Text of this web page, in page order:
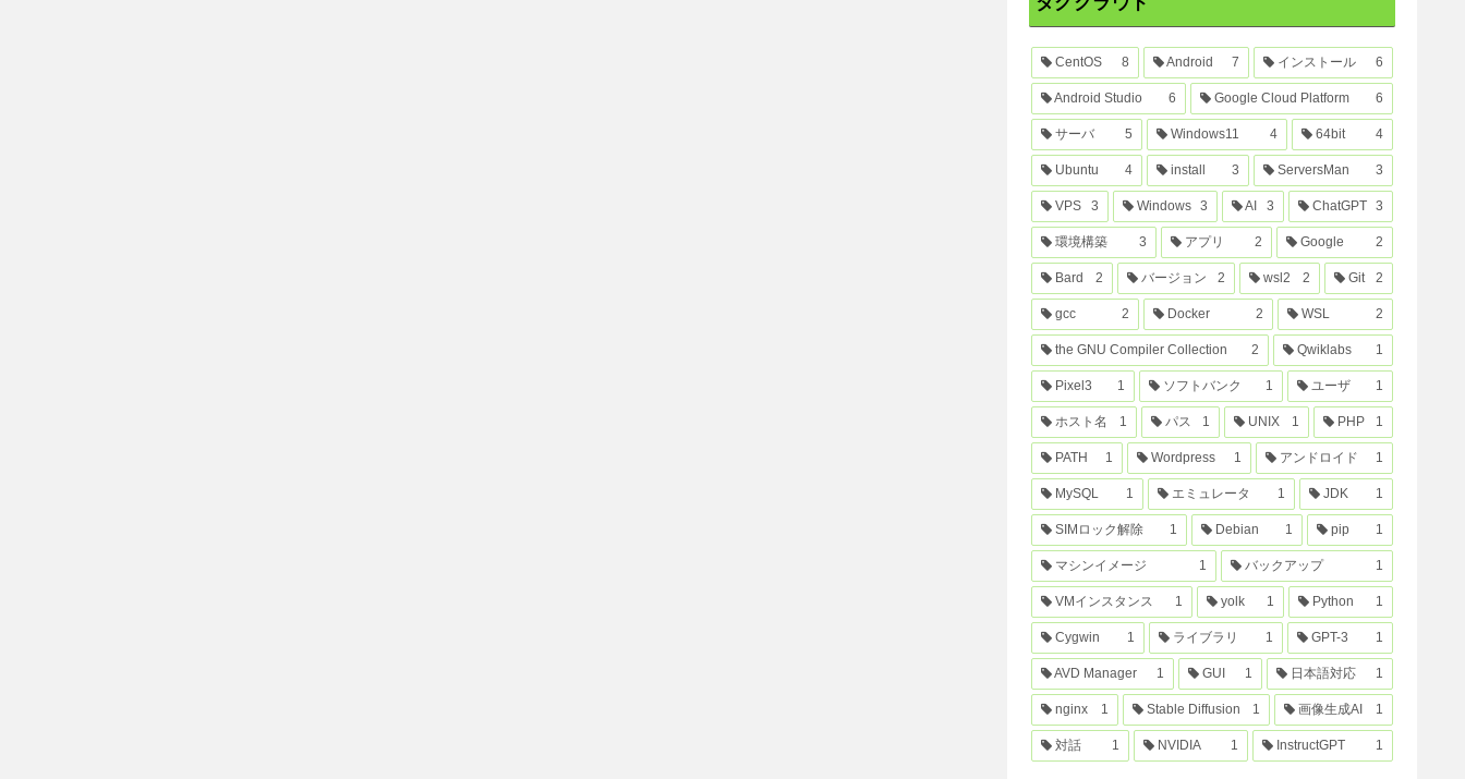
CentOS 8 Android 7 インストール 6
Android Studio 6 Google Cloud Platform 6
サーバ 5 Windows11 4 64bit 4
Ubuntu 4 install 3 ServersMan 3
VPS 3 Windows 3 AI 3 ChatGPT 3
環境構築 3 アプリ 2 Google 2
Bard 2 バージョン 2 wsl2 2 Git 2
gcc 2 Docker 2 WSL 2
the GNU Compiler Collection 2 Qwiklabs 1
Pixel3 1 ソフトバンク 1 ユーザ 1
ホスト名 1 パス 1 UNIX 1 PHP 1
PATH 1 Wordpress 1 アンドロイド 1
MySQL 1 エミュレータ 1 JDK 1
SIMロック解除 1 Debian 1 pip 1
マシンイメージ 1 バックアップ 1
VMインスタンス 1 yolk 1 Python 1
Cygwin 1 ライブラリ 1 GPT-3 1
AVD Manager 1 GUI 1 日本語対応 1
nginx 1 Stable Diffusion 1 画像生成AI 1
対話 1 NVIDIA 1 InstructGPT 1